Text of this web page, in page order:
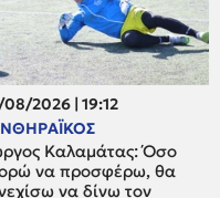
2026 | 19:12
Καλαμάτας: Όσο
να προσφέρω, θα
να δίνω τον